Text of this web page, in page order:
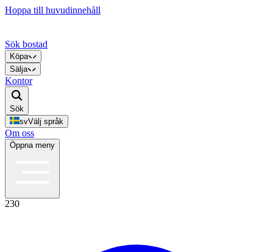
Hoppa till huvudinnehåll
Sök bostad
Köpa
Sälja
Kontor
Sök
svVälj språk
Om oss
Öppna meny
230